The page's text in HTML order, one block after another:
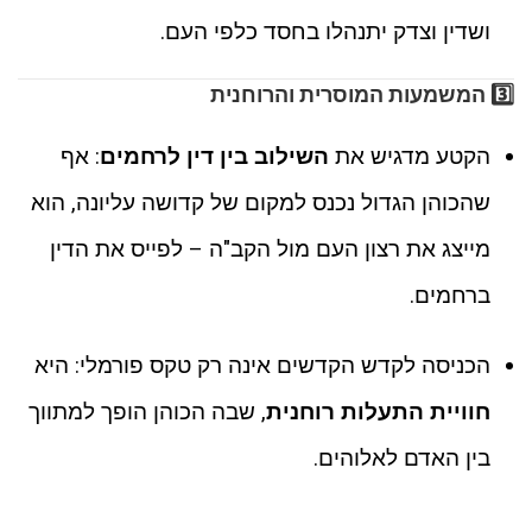
ושדין וצדק יתנהלו בחסד כלפי העם.
3️⃣ המשמעות המוסרית והרוחנית
הקטע מדגיש את השילוב בין דין לרחמים: אף
שהכוהן הגדול נכנס למקום של קדושה עליונה, הוא
מייצג את רצון העם מול הקב"ה – לפייס את הדין
ברחמים.
הכניסה לקדש הקדשים אינה רק טקס פורמלי: היא
חוויית התעלות רוחנית, שבה הכוהן הופך למתווך
בין האדם לאלוהים.